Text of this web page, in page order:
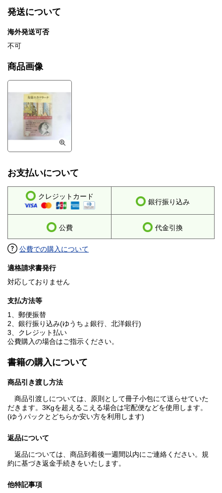
発送について
海外発送可否
不可
商品画像
お支払いについて
クレジットカード
銀行振り込み
公費 代金引換
公費での購入について
適格請求書発行
対応しておりません
支払方法等
1、郵便振替
2、銀行振り込み(ゆうちょ銀行、北洋銀行)
3、クレジット払い
公費購入の場合はご指示ください。
書籍の購入について
商品引き渡し方法
商品引渡しについては、原則として冊子小包にて送らせていた
だきます。3Kgを超えるこえる場合は宅配便などを使用します。
(ゆうパックとどちらか安い方を利用します)
返品について
返品については、商品到着後一週間以内にご連絡ください。規
約に基づき返金手続きをいたします。
他特記事項